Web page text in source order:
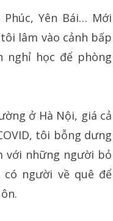
Yên Bái… Mới
lâm vào cảnh bấp
nghỉ học để phòng
ở Hà Nội, giá cả
tôi bỗng dưng
với những người bỏ
người về quê để